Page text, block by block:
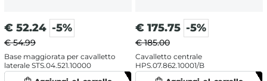
€ 52.24 -5%
€ 54.99
Base maggiorata per cavalletto
laterale STS.04.521.10000
€ 175.75 -5%
€ 185.00
Cavalletto centrale
HPS.07.862.10001/B